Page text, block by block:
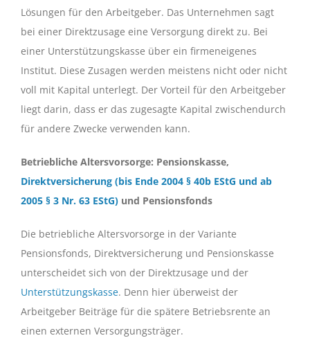
Lösungen für den Arbeitgeber. Das Unternehmen sagt
bei einer Direktzusage eine Versorgung direkt zu. Bei
einer Unterstützungskasse über ein firmeneigenes
Institut. Diese Zusagen werden meistens nicht oder nicht
voll mit Kapital unterlegt. Der Vorteil für den Arbeitgeber
liegt darin, dass er das zugesagte Kapital zwischendurch
für andere Zwecke verwenden kann.
Betriebliche Altersvorsorge: Pensionskasse,
Direktversicherung (bis Ende 2004 § 40b EStG und ab
2005 § 3 Nr. 63 EStG) und Pensionsfonds
Die betriebliche Altersvorsorge in der Variante
Pensionsfonds, Direktversicherung und Pensionskasse
unterscheidet sich von der Direktzusage und der
Unterstützungskasse. Denn hier überweist der
Arbeitgeber Beiträge für die spätere Betriebsrente an
einen externen Versorgungsträger.